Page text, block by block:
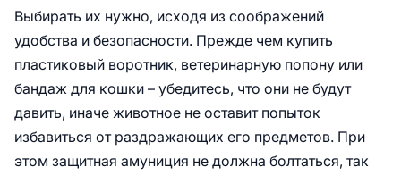
Выбирать их нужно, исходя из соображений
удобства и безопасности. Прежде чем купить
пластиковый воротник, ветеринарную попону или
бандаж для кошки – убедитесь, что они не будут
давить, иначе животное не оставит попыток
избавиться от раздражающих его предметов. При
этом защитная амуниция не должна болтаться, так